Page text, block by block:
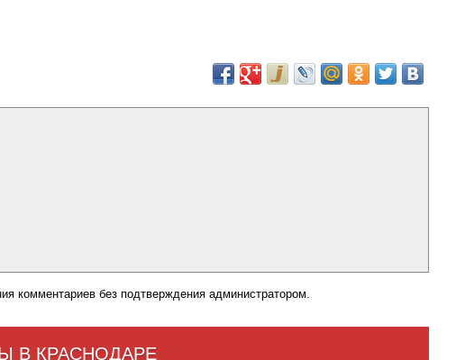
комментариев без подтверждения администратором.
В КРАСНОДАРЕ